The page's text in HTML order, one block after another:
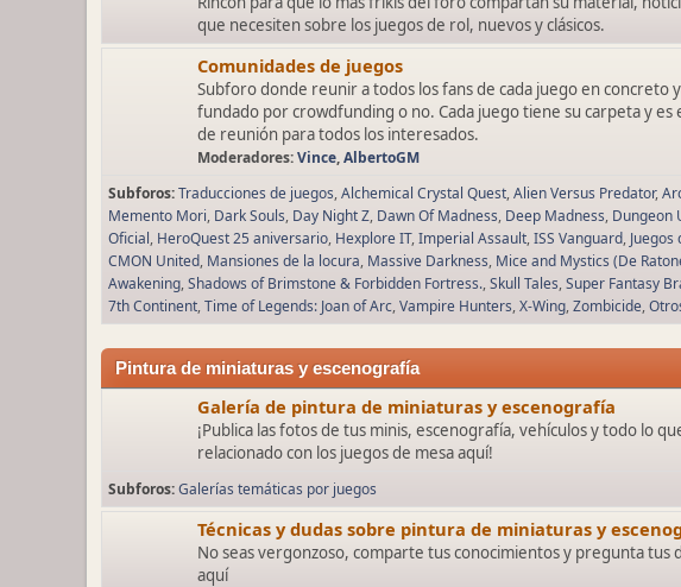
que necesiten sobre los juegos de rol, nuevos y clásicos.
Comunidades de juegos
Subforo donde reunir a todos los fans de cada juego en concreto
fundado por crowdfunding o no. Cada juego tiene su carpeta y es
de reunión para todos los interesados.
Moderadores:Vince,AlbertoGM
Subforos Traducciones de juegos Alchemical Crystal Quest Alien Versus Predator
Memento Mori Dark Souls Day Night Z Dawn Of Madness Deep Madness Dungeon
Oficial HeroQuest 25 aniversario Hexplore IT Imperial Assault ISS Vanguard Juegos
CMON United Mansiones de la locura Massive Darkness Mice and Mystics (De
Awakening Shadows of Brimstone & Forbidden Fortress. Skull Tales Super Fantasy
7th Continent Time of Legends: Joan of Arc Vampire Hunters X-Wing Zombicide
Pintura de miniaturas y escenografía
Galería de pintura de miniaturas y escenografía
¡Publica las fotos de tus minis, escenografía, vehículos y todo lo
relacionado con los juegos de mesa aquí!
Subforos Galerías temáticas por juegos
Técnicas y dudas sobre pintura de miniaturas y
No seas vergonzoso, comparte tus conocimientos y pregunta tus
aquí